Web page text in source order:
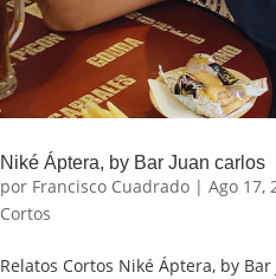
Niké Áptera, by Bar Juan carlos
por Francisco Cuadrado | Ago 17,
Cortos
Relatos Cortos Niké Áptera, by